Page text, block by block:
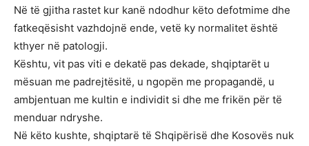
Në të gjitha rastet kur kanë ndodhur këto defotmime dhe
fatkeqësisht vazhdojnë ende, vetë ky normalitet është
kthyer në patologji.
Kështu, vit pas viti e dekatë pas dekade, shqiptarët u
mësuan me padrejtësitë, u ngopën me propagandë, u
ambjentuan me kultin e individit si dhe me frikën për të
menduar ndryshe.
Në këto kushte, shqiptarë të Shqipërisë dhe Kosovës nuk